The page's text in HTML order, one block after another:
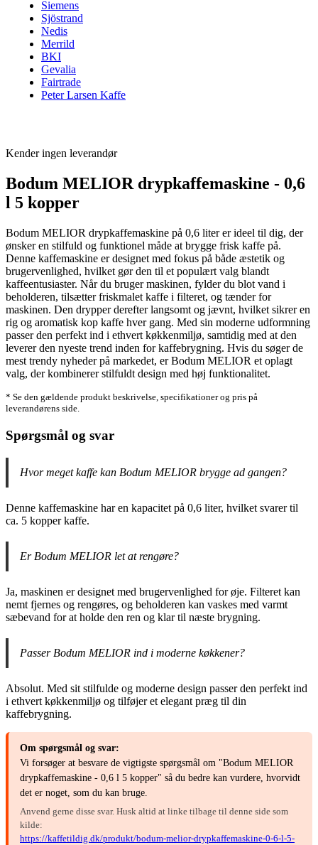
Siemens
Sjöstrand
Nedis
Merrild
BKI
Gevalia
Fairtrade
Peter Larsen Kaffe
Kender ingen leverandør
Bodum MELIOR drypkaffemaskine - 0,6
l 5 kopper
Bodum MELIOR drypkaffemaskine på 0,6 liter er ideel til dig, der
ønsker en stilfuld og funktionel måde at brygge frisk kaffe på.
Denne kaffemaskine er designet med fokus på både æstetik og
brugervenlighed, hvilket gør den til et populært valg blandt
kaffeentusiaster. Når du bruger maskinen, fylder du blot vand i
beholderen, tilsætter friskmalet kaffe i filteret, og tænder for
maskinen. Den drypper derefter langsomt og jævnt, hvilket sikrer en
rig og aromatisk kop kaffe hver gang. Med sin moderne udformning
passer den perfekt ind i ethvert køkkenmiljø, samtidig med at den
leverer den nyeste trend inden for kaffebrygning. Hvis du søger de
mest trendy nyheder på markedet, er Bodum MELIOR et oplagt
valg, der kombinerer stilfuldt design med høj funktionalitet.
* Se den gældende produkt beskrivelse, specifikationer og pris på
leverandørens side.
Spørgsmål og svar
Hvor meget kaffe kan Bodum MELIOR brygge ad gangen?
Denne kaffemaskine har en kapacitet på 0,6 liter, hvilket svarer til
ca. 5 kopper kaffe.
Er Bodum MELIOR let at rengøre?
Ja, maskinen er designet med brugervenlighed for øje. Filteret kan
nemt fjernes og rengøres, og beholderen kan vaskes med varmt
sæbevand for at holde den ren og klar til næste brygning.
Passer Bodum MELIOR ind i moderne køkkener?
Absolut. Med sit stilfulde og moderne design passer den perfekt ind
i ethvert køkkenmiljø og tilføjer et elegant præg til din
kaffebrygning.
Om spørgsmål og svar:
Vi forsøger at besvare de vigtigste spørgsmål om "Bodum MELIOR
drypkaffemaskine - 0,6 l 5 kopper" så du bedre kan vurdere, hvorvidt
det er noget, som du kan bruge.
Anvend gerne disse svar. Husk altid at linke tilbage til denne side som
kilde:
https://kaffetildig.dk/produkt/bodum-melior-drypkaffemaskine-0-6-l-5-